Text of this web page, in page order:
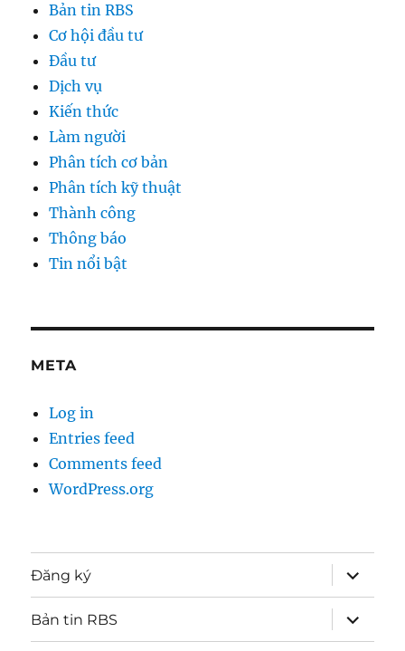
Bản tin RBS
Cơ hội đầu tư
Đầu tư
Dịch vụ
Kiến thức
Làm người
Phân tích cơ bản
Phân tích kỹ thuật
Thành công
Thông báo
Tin nổi bật
META
Log in
Entries feed
Comments feed
WordPress.org
Đăng ký
expand
child
menu
Bản tin RBS
expand
child
menu